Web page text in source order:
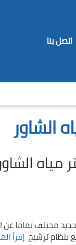
اتصل بنا
الشاور
مياه
الجديد مختلف
ترشيح إقرأ